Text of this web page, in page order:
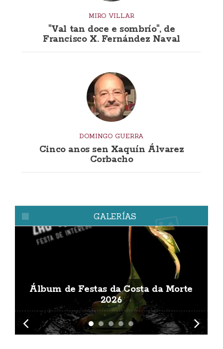
MIRO VILLAR
"Val tan doce e sombrío", de
Francisco X. Fernández Naval
DOMINGO GUERRA
Cinco anos sen Xaquín Álvarez
Corbacho
GALERÍAS
Álbum de Festas da Costa da Morte
2026